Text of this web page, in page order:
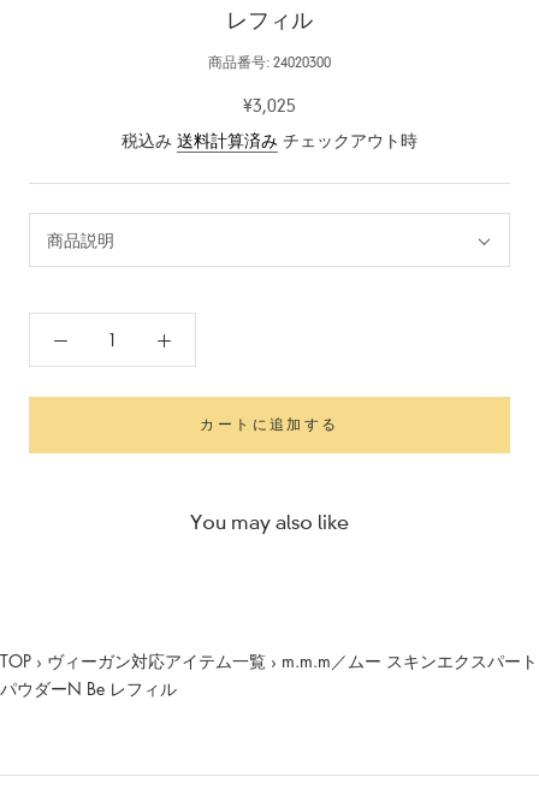
レフィル
商品番号: 24020300
¥3,025
税込み 送料計算済み チェックアウト時
商品説明
カートに追加する
You may also like
TOP › ヴィーガン対応アイテム一覧 › m.m.m／ムー スキンエクスパート
パウダーN Be レフィル